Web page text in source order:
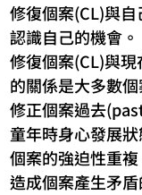
修復個案(CL)與
認識自己的機會。
修復個案(CL)與
的關係是大多數
修正個案過去
童年時身心發展
個案的強迫性重
造成個案產生矛盾